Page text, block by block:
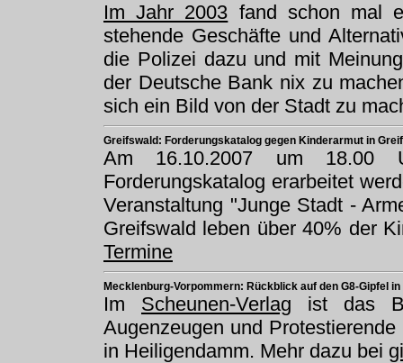
Im Jahr 2003 fand schon mal
stehende Geschäfte und
die Polizei dazu und mit
der Deutsche Bank nix zu
sich ein Bild von der Stadt zu
Greifswald: Forderungskatalog gegen Kinderarmut in
Am 16.10.2007 um 18.00
Forderungskatalog erarbeitet
Veranstaltung "Junge Stadt -
Greifswald leben über 40% der
Termine
Mecklenburg-Vorpommern: Rückblick auf den G8-Gipfel
Im Scheunen-Verlag ist das
Augenzeugen und
in Heiligendamm. Mehr dazu bei